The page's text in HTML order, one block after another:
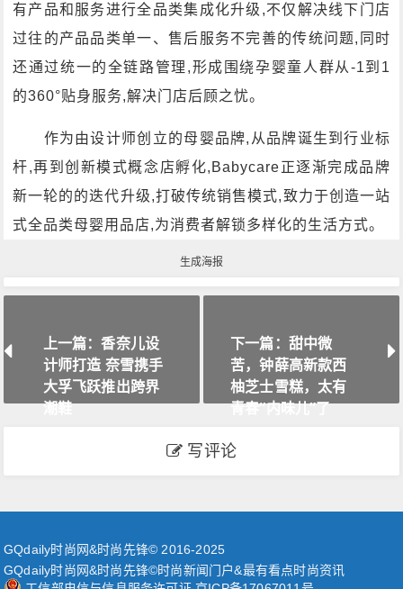
有产品和服务进行全品类集成化升级,不仅解决线下门店
过往的产品品类单一、售后服务不完善的传统问题,同时
还通过统一的全链路管理,形成围绕孕婴童人群从-1到1
的360°贴身服务,解决门店后顾之忧。
作为由设计师创立的母婴品牌,从品牌诞生到行业标
杆,再到创新模式概念店孵化,Babycare正逐渐完成品牌
新一轮的的迭代升级,打破传统销售模式,致力于创造一站
式全品类母婴用品店,为消费者解锁多样化的生活方式。
生成海报
上一篇：香奈儿设
计师打造 奈雪携手
大孚飞跃推出跨界
潮鞋
下一篇：甜中微
苦，钟薛高新款西
柚芝士雪糕，太有
青春“内味儿”了
写评论
GQdaily时尚网&时尚先锋© 2016-2025
GQdaily时尚网&时尚先锋©时尚新闻门户&最有看点时尚资讯